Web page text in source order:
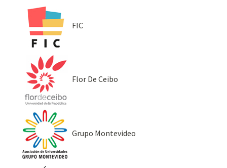
FIC
Flor De Ceibo
Grupo Montevideo